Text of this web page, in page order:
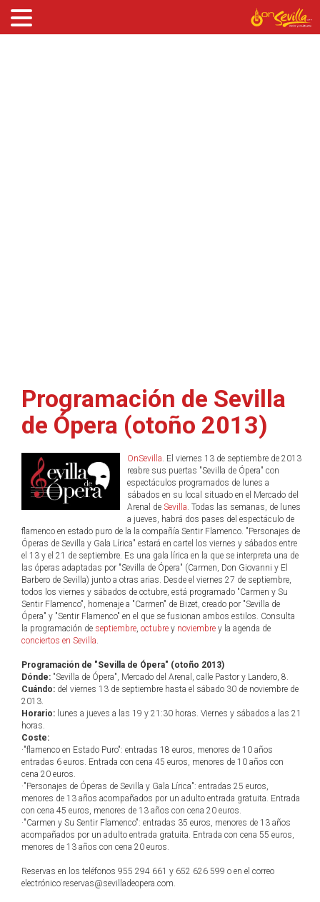
Programación de Sevilla
de Ópera (otoño 2013)
OnSevilla. El viernes 13 de septiembre de 2013
reabre sus puertas "Sevilla de Ópera" con
espectáculos programados de lunes a
sábados en su local situado en el Mercado del
Arenal de Sevilla. Todas las semanas, de lunes
a jueves, habrá dos pases del espectáculo de
flamenco en estado puro de la la compañía Sentir Flamenco. "Personajes de
Óperas de Sevilla y Gala Lírica" estará en cartel los viernes y sábados entre
el 13 y el 21 de septiembre. Es una gala lírica en la que se interpreta una de
las óperas adaptadas por "Sevilla de Ópera" (Carmen, Don Giovanni y El
Barbero de Sevilla) junto a otras arias. Desde el viernes 27 de septiembre,
todos los viernes y sábados de octubre, está programado "Carmen y Su
Sentir Flamenco", homenaje a "Carmen" de Bizet, creado por "Sevilla de
Ópera" y "Sentir Flamenco" en el que se fusionan ambos estilos. Consulta
la programación de septiembre, octubre y noviembre y la agenda de
conciertos en Sevilla.
Programación de "Sevilla de Ópera" (otoño 2013)
Dónde: "Sevilla de Ópera", Mercado del Arenal, calle Pastor y Landero, 8.
Cuándo: del viernes 13 de septiembre hasta el sábado 30 de noviembre de
2013.
Horario: lunes a jueves a las 19 y 21:30 horas. Viernes y sábados a las 21
horas.
Coste:
·"flamenco en Estado Puro": entradas 18 euros, menores de 10 años
entradas 6 euros. Entrada con cena 45 euros, menores de 10 años con
cena 20 euros.
·"Personajes de Óperas de Sevilla y Gala Lírica": entradas 25 euros,
menores de 13 años acompañados por un adulto entrada gratuita. Entrada
con cena 45 euros, menores de 13 años con cena 20 euros.
·"Carmen y Su Sentir Flamenco": entradas 35 euros, menores de 13 años
acompañados por un adulto entrada gratuita. Entrada con cena 55 euros,
menores de 13 años con cena 20 euros.
Reservas en los teléfonos 955 294 661 y 652 626 599 o en el correo
electrónico reservas@sevilladeopera.com.